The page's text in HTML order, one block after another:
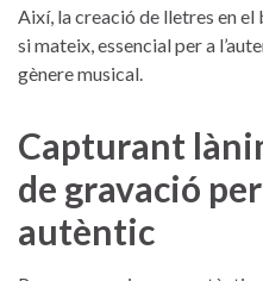
Així,‌ la ‌creació de lletres en el
si mateix,⁣ essencial per a
⁢gènere ​musical.
Capturant‍
de gravació
autèntic